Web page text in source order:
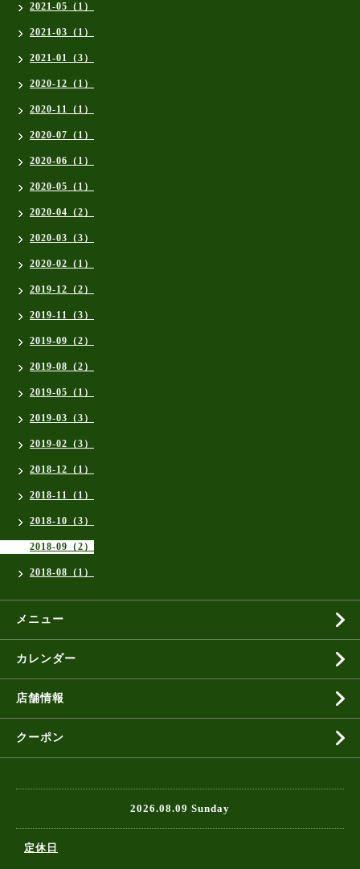
2021-05（1）
2021-03（1）
2021-01（3）
2020-12（1）
2020-11（1）
2020-07（1）
2020-06（1）
2020-05（1）
2020-04（2）
2020-03（3）
2020-02（1）
2019-12（2）
2019-11（3）
2019-09（2）
2019-08（2）
2019-05（1）
2019-03（3）
2019-02（3）
2018-12（1）
2018-11（1）
2018-10（3）
2018-09（2）
2018-08（1）
メニュー
カレンダー
店舗情報
クーポン
2026.08.09 Sunday
定休日